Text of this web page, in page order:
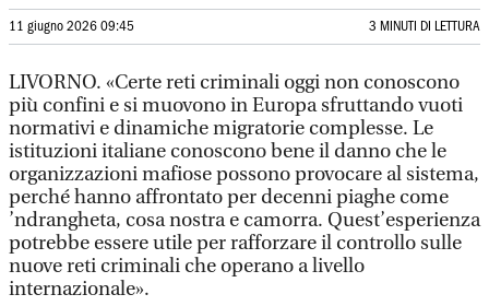
11 giugno 2026 09:45 3 MINUTI DI LETTURA
LIVORNO. «Certe reti criminali oggi non conoscono
più confini e si muovono in Europa sfruttando vuoti
normativi e dinamiche migratorie complesse. Le
istituzioni italiane conoscono bene il danno che le
organizzazioni mafiose possono provocare al sistema,
perché hanno affrontato per decenni piaghe come
’ndrangheta, cosa nostra e camorra. Quest’esperienza
potrebbe essere utile per rafforzare il controllo sulle
nuove reti criminali che operano a livello
internazionale».